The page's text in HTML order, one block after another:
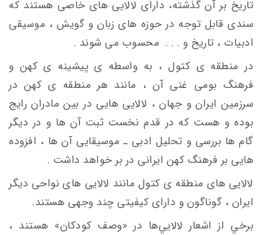
تاریخ بر آن گذشته، دارای لالایی های خاصی هستند که
سندی قابل توجه در حوزه های زبان و گویش ، موسیقی
ادبیات ، تاریخ و . . . محسوب می شوند .
در منطقه ی کتول ، به واسطه ی پیشینه ی کهن و
فرهنگ بومی غنی آن ، مانند هر منطقه ی کهن در
سرزمین ایران و جهان ، لالایی هایی در بین مادران رایج
بوده و هست که در قدم نخست ثبت آن ها و در دیگر
گام ها بررسی و تحلیل ادبی ـ موسیقایی آن ها ، افزوده
هایی بر فرهنگ کهن ایرانی در بر خواهد داشت .
لالایی های منطقه ی کتول مانند لالایی های نواحی دیگر
ایران ، گوناگون و دارای کیفیتی چند وجهی هستند.
برخي از اشعار لالايي‌ها در «وصف كودكان» هستند ،